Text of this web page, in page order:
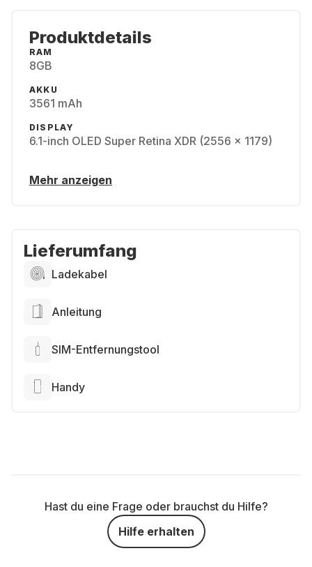
Produktdetails
RAM
8GB
AKKU
3561 mAh
DISPLAY
6.1-inch OLED Super Retina XDR (2556 x 1179)
Mehr anzeigen
Lieferumfang
Ladekabel
Anleitung
SIM-Entfernungstool
Handy
Hast du eine Frage oder brauchst du Hilfe?
Hilfe erhalten